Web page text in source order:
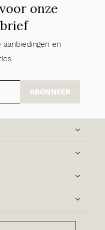
onze
en
ABONNEER